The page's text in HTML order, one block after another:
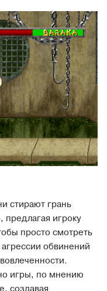
стирают грань
игроку
просто смотреть
обвинений
игры, по мнению